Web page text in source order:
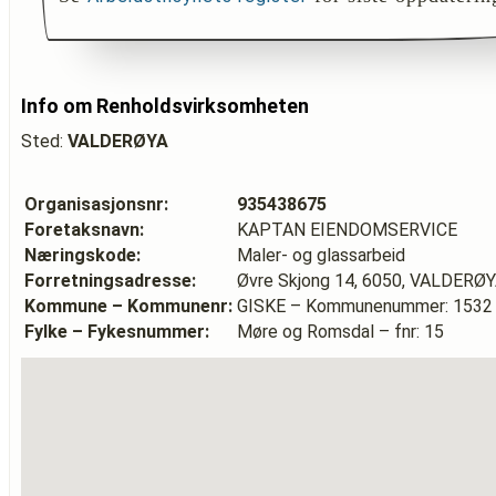
Info om Renholdsvirksomheten
Sted: VALDERØYA
Organisasjonsnr:
935438675
Foretaksnavn:
KAPTAN EIENDOMSERVICE
Næringskode:
Maler- og glassarbeid
Forretningsadresse:
Øvre Skjong 14, 6050,
Kommune – Kommunenr: GISKE – Kommunenummer: 1532
Fylke – Fykesnummer:
Møre og Romsdal – fnr: 15